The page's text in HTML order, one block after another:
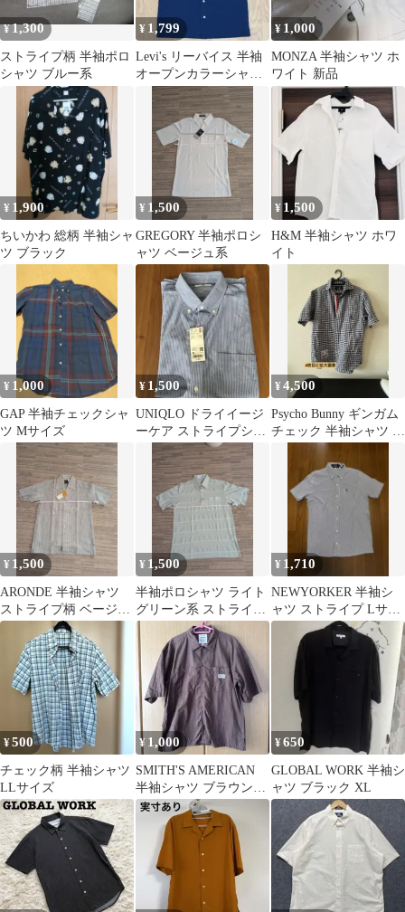
¥1,300
ストライプ柄 半袖ポロ
シャツ ブルー系
¥ 1,799
Levi's リーバイス 半袖
オープンカラーシャツ
ネイビー ストライプ
¥ 1,000
MONZA 半袖シャツ ホ
ワイト 新品
¥ 1,900
ちいかわ 総柄 半袖シャ
ツ ブラック
¥ 1,500
GREGORY 半袖ポロシ
ャツ ベージュ系
¥ 1,500
H&M 半袖シャツ ホワ
イト
¥ 1,000
GAP 半袖チェックシャ
ツ Mサイズ
¥ 1,500
UNIQLO ドライイージ
ーケア ストライプシャ
ツ 半袖 ブルー XL
¥4,500
Psycho Bunny ギンガム
チェック 半袖シャツ L
¥ 1,500
ARONDE 半袖シャツ
ストライプ柄 ベージュ
系 M
¥ 1,500
半袖ポロシャツ ライト
グリーン系 ストライプ
柄
¥ 1,710
NEWYORKER 半袖シ
ャツ ストライプ Lサイ
ズ
¥500
チェック柄 半袖シャツ
LLサイズ
¥ 1,000
SMITH'S AMERICAN
半袖シャツ ブラウン
メンズ M 中古品
¥650
GLOBAL WORK 半袖シ
ャツ ブラック XL